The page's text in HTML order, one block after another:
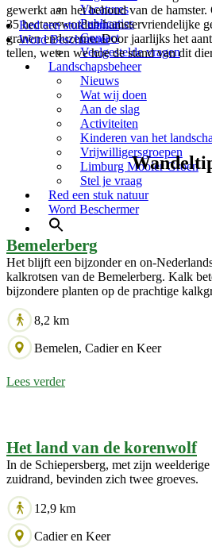
Red een stuk natuur
Word Beschermer
Vacatures
Publicaties
Contact
Veelgestelde vragen
Landschapsbeheer
Nieuws
Wat wij doen
Aan de slag
Activiteiten
Kinderen van het
Vrijwilligersgroepen
Limburg Mooier Groen
Stel je vraag
Red een stuk natuur
Word Beschermer
gewerkt aan het behoud van de
35 hectare worden hamstervriendelijke
granen en luzerne. Door jaarlijks het
tellen, weten we hoe de stand van dit
Bemelerberg
Het blijft een bijzonder en on-
kalkrotsen van de Bemelerberg. Kalk
bijzondere planten op de prachtige
8,2 km
Bemelen, Cadier en Keer
Lees verder
Het land van de korenwolf
In de Schiepersberg, met zijn weelderige
zuidrand, bevinden zich twee groeves.
12,9 km
Cadier en Keer